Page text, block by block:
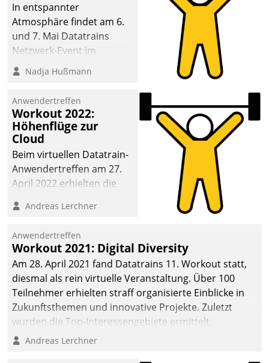
In entspannter
Atmosphäre findet am 6.
und 7. Mai Datatrains
Netzwerk-Event im
Kunden- und Partnerkreis
statt. Zentrale Frage: Wie
Mammutprojekte
meistern und Workloads
wuppen – bei zunehmend
anspruchsvollen
Aufgaben und
abnehmendem
Nadja Hußmann
Anwendertreffen
Workout 2022:
Höhenflüge zur
Cloud
Beim virtuellen Datatrain-
Anwendertreffen am 27.
April 2022 erhielten die
Teilnehmer kurzweilige
Cloud-Strategien und -
Lösungen mit hohem
Zukunftspotenzial.
Andreas Lerchner
Anwendertreffen
Workout 2021: Digital Diversity
Am 28. April 2021 fand Datatrains 11. Workout statt,
diesmal als rein virtuelle Veranstaltung. Über 100
Teilnehmer erhielten straff organisierte Einblicke in
Zukunftsthemen und innovative Projekte. Zuletzt
wurden die Top-Interessengebiete ermittelt.
Andreas Lerchner